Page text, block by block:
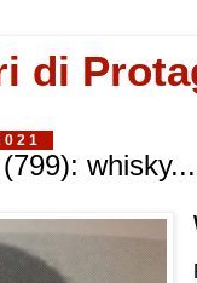
di
whisky...